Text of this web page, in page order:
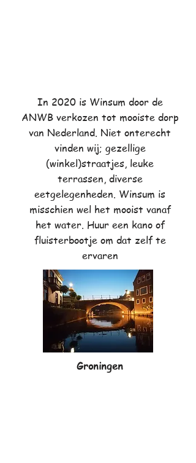
In 2020 is Winsum door de
ANWB verkozen tot mooiste dorp
van Nederland. Niet onterecht
vinden wij; gezellige
(winkel)straatjes, leuke
terrassen, diverse
eetgelegenheden. Winsum is
misschien wel het mooist vanaf
het water. Huur een kano of
fluisterbootje om dat zelf te
ervaren
Groningen